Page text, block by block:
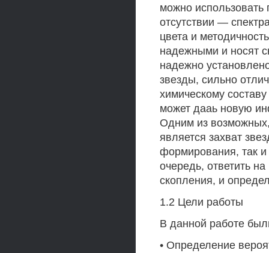
можно
отсутствии —
цвета и
надежными и носят
надежно
звезды, сильно
химическому
может дааь новую
Одним из
является захват
формирования, так
очередь, ответить
скопления, и
1.2 Цели работы
В данной работе
• Определение